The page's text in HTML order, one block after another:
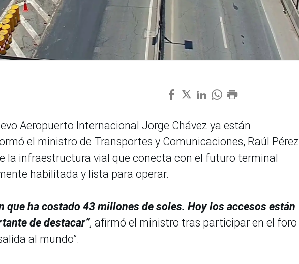
Aeropuerto Internacional Jorge Chávez ya están
el ministro de Transportes y Comunicaciones, Raúl Pérez
la infraestructura vial que conecta con el futuro terminal
habilitada y lista para operar.
que ha costado 43 millones de soles. Hoy los accesos están
de destacar”, afirmó el ministro tras participar en el foro
al mundo”.